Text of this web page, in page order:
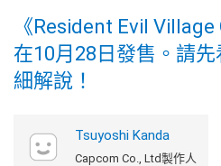
《Resident Evil
在10月28日發售。請
細解說！
Tsuyoshi Kanda
Capcom Co., Ltd製作人